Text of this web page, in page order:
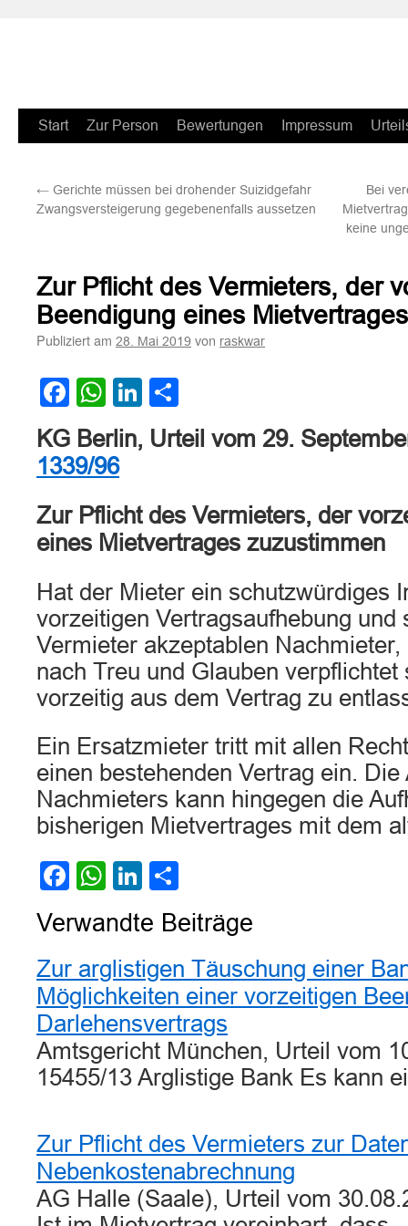
Zum
springen
Start Zur Person Bewertungen Impressum
← Gerichte müssen bei drohender Suizidgefahr
Zwangsversteigerung gegebenenfalls aussetzen
Bei
keine
Zur Pflicht des Vermieters, der
Beendigung eines
Publiziert am 28. Mai 2019 von raskwar
Facebook
WhatsApp
LinkedIn
KG Berlin, Urteil vom 29.
1339/96
Zur Pflicht des Vermieters, der
eines Mietvertrages zuzustimmen
Hat der Mieter ein schutzwürdiges
vorzeitigen Vertragsaufhebung und
Vermieter akzeptablen
nach Treu und Glauben
vorzeitig aus dem Vertrag zu
Ein Ersatzmieter tritt mit allen
einen bestehenden Vertrag ein.
Nachmieters kann hingegen die
bisherigen Mietvertrages mit dem
Facebook
WhatsApp
LinkedIn
Verwandte Beiträge
Zur arglistigen Täuschung einer
Möglichkeiten einer vorzeitigen
Darlehensvertrags
Amtsgericht München, Urteil vom
15455/13 Arglistige Bank Es kann
Zur Pflicht des Vermieters zur
Nebenkostenabrechnung
AG Halle (Saale), Urteil vom